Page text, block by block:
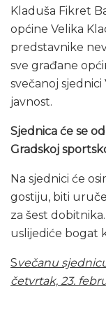
Kladuša Fikret
općine Velika
predstavnike
sve građane
svečanoj
javnost.
Sjednica će se
Gradskoj
Na sjednici će
gostiju, biti
za šest
uslijediće bogat
Svečanu
četvrtak, 23.